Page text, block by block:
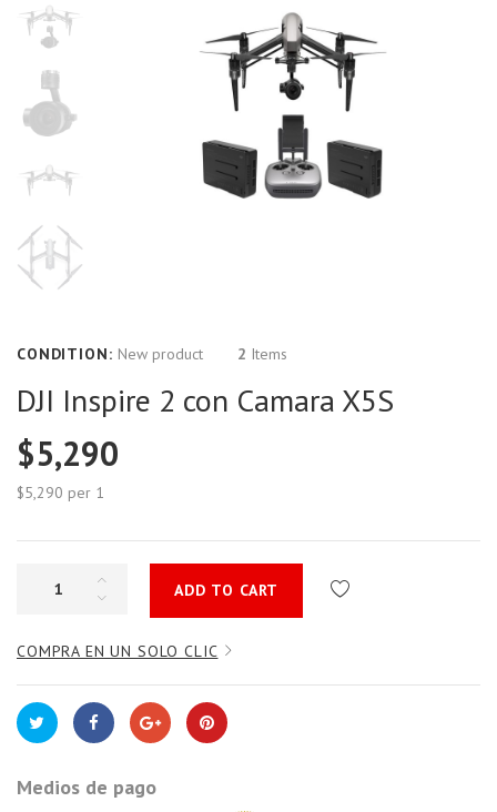
CONDITION: New product 2 Items
DJI Inspire 2 con Camara X5S
$5,290
$5,290 per 1
ADD TO CART
COMPRA EN UN SOLO CLIC
Medios de pago